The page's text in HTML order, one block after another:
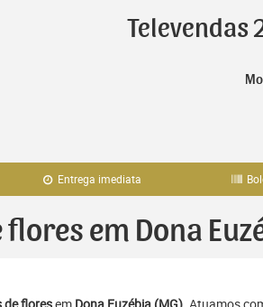
Televendas
Entrega imediata
em Dona